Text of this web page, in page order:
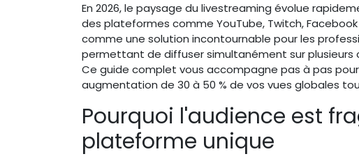
En 2026, le paysage du livestreaming évolue
des plateformes comme YouTube, Twitch, Facebook
comme une solution incontournable pour les
permettant de diffuser simultanément sur
Ce guide complet vous accompagne pas à pas
augmentation de 30 à 50 % de vos vues globales
Pourquoi l'audience est
plateforme unique